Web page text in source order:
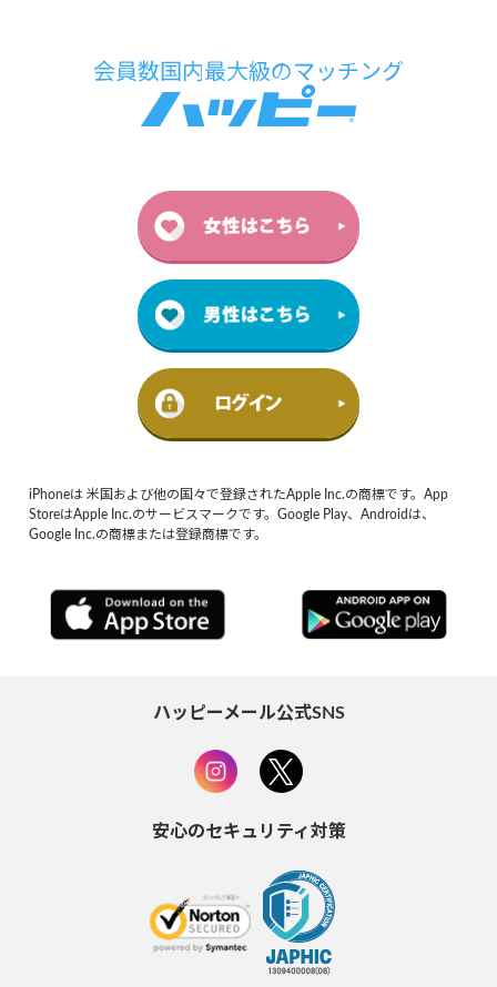
iPhoneは 米国および他の国々で登録されたApple Inc.の商標です。App
StoreはApple Inc.のサービスマークです。Google Play、Androidは、
Google Inc.の商標または登録商標です。
ハッピーメール公式SNS
安心のセキュリティ対策